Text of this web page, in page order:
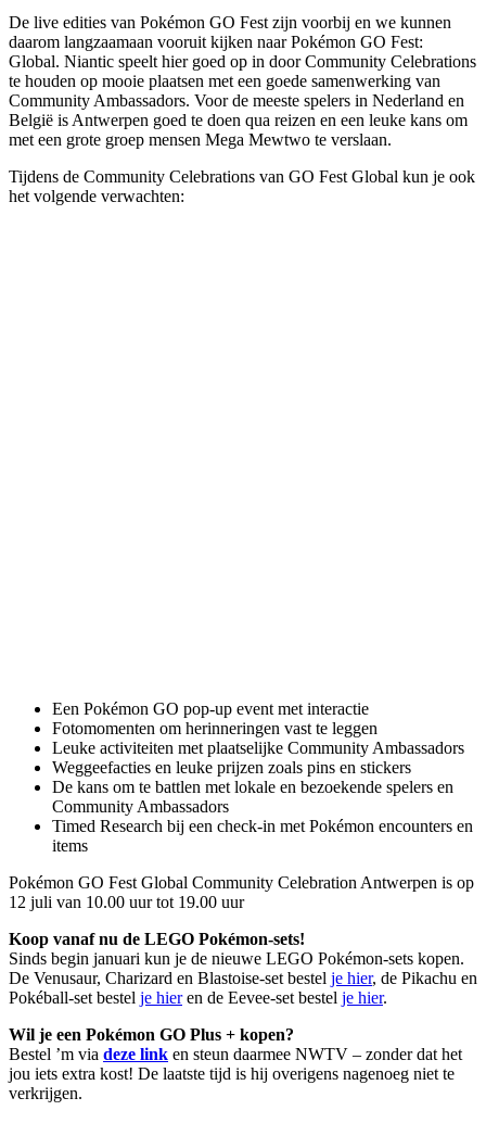
De live edities van Pokémon GO Fest zijn voorbij en we kunnen
daarom langzaamaan vooruit kijken naar Pokémon GO Fest:
Global. Niantic speelt hier goed op in door Community Celebrations
te houden op mooie plaatsen met een goede samenwerking van
Community Ambassadors. Voor de meeste spelers in Nederland en
België is Antwerpen goed te doen qua reizen en een leuke kans om
met een grote groep mensen Mega Mewtwo te verslaan.
Tijdens de Community Celebrations van GO Fest Global kun je ook
het volgende verwachten:
Een Pokémon GO pop-up event met interactie
Fotomomenten om herinneringen vast te leggen
Leuke activiteiten met plaatselijke Community Ambassadors
Weggeefacties en leuke prijzen zoals pins en stickers
De kans om te battlen met lokale en bezoekende spelers en
Community Ambassadors
Timed Research bij een check-in met Pokémon encounters en
items
Pokémon GO Fest Global Community Celebration Antwerpen is op
12 juli van 10.00 uur tot 19.00 uur
Koop vanaf nu de LEGO Pokémon-sets!
Sinds begin januari kun je de nieuwe LEGO Pokémon-sets kopen.
De Venusaur, Charizard en Blastoise-set bestel je hier, de Pikachu en
Pokéball-set bestel je hieren de Eevee-set bestel je hier.
Wil je een Pokémon GO Plus + kopen?
Bestel ’m via deze link en steun daarmee NWTV – zonder dat het
jou iets extra kost! De laatste tijd is hij overigens nagenoeg niet te
verkrijgen.